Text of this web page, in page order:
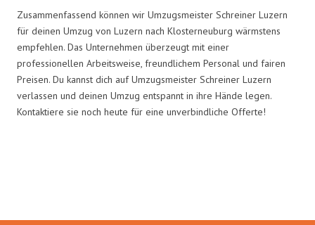
Zusammenfassend können wir Umzugsmeister Schreiner Luzern
für deinen Umzug von Luzern nach Klosterneuburg wärmstens
empfehlen. Das Unternehmen überzeugt mit einer
professionellen Arbeitsweise, freundlichem Personal und fairen
Preisen. Du kannst dich auf Umzugsmeister Schreiner Luzern
verlassen und deinen Umzug entspannt in ihre Hände legen.
Kontaktiere sie noch heute für eine unverbindliche Offerte!